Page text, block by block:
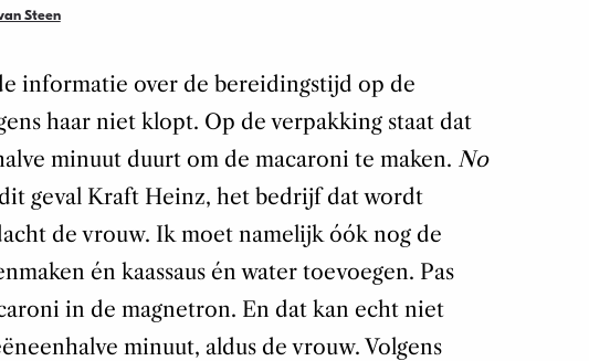
Steen
informatie over de bereidingstijd op de
haar niet klopt. Op de verpakking staat dat
minuut duurt om de macaroni te maken. No
geval Kraft Heinz, het bedrijf dat wordt
de vrouw. Ik moet namelijk óók nog de
én kaassaus én water toevoegen. Pas
in de magnetron. En dat kan echt niet
minuut, aldus de vrouw. Volgens